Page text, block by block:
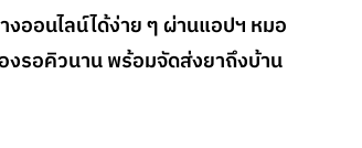
งออนไลน์ได้ง่าย ๆ ผ่านแอปฯ หมอ
งรอคิวนาน พร้อมจัดส่งยาถึงบ้าน